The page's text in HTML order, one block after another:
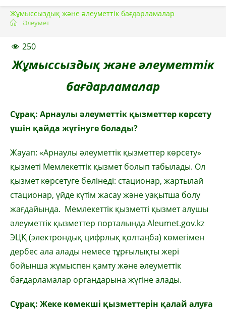
Жұмыссыздық және әлеуметтік бағдарламалар
Әлеумет
250
Жұмыссыздық және әлеуметтік
бағдарламалар
Сұрақ: Арнаулы әлеуметтік қызметтер көрсету
үшін қайда жүгінуге болады?
Жауап: «Арнаулы әлеуметтік қызметтер көрсету»
қызметі Мемлекеттік қызмет болып табылады. Ол
қызмет көрсетуге бөлінеді: стационар, жартылай
стационар, үйде күтім жасау және уақытша болу
жағдайында. Мемлекеттік қызметті қызмет алушы
әлеуметтік қызметтер порталында Aleumet.gov.kz
ЭЦҚ (электрондық цифрлық қолтаңба) көмегімен
дербес ала алады немесе тұрғылықты жері
бойынша жұмыспен қамту және әлеуметтік
бағдарламалар органдарына жүгіне алады.
Сұрақ: Жеке көмекші қызметтерін қалай алуға